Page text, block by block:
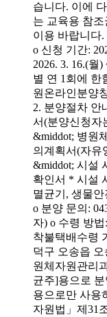
습니다. 이에
는 교육용 참
이용 바랍니다
o 신청 기간:
2026. 3. 16.(월
별 연 1회에 한
원온라인분양
2. 분양절차 안
서(분양신청자
&middot; 병원
의계획서(자유
&middot; 시설
확인서 * 시설
멸균기, 생물안
o 분양 문의:
자) o 수령 방
착불택배수령
덕구 오송읍
원체자원관리
균주]용으로
용으로만 사용
자원법」제31